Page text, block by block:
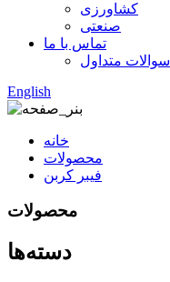
کشاورزی
صنعتی
تماس با ما
سوالات متداول
English
خانه
محصولات
فیبر کربن
محصولات
دسته‌ها